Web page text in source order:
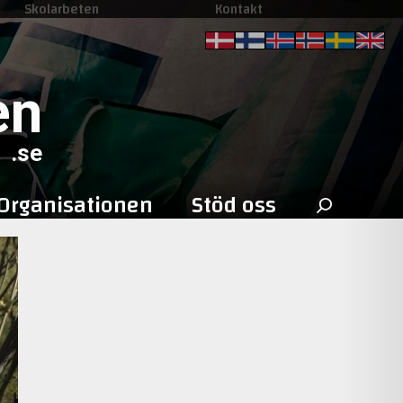
Skolarbeten Kontakt
.se
Stöd oss Sök
efter: